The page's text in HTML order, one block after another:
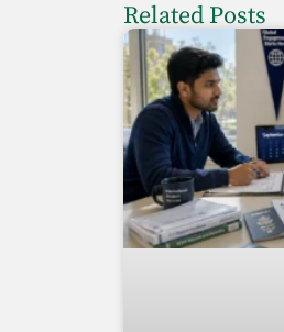
Related Posts